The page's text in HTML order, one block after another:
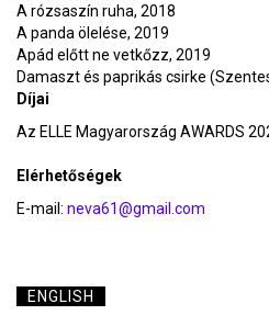
A rózsaszín ruha, 2018
A panda ölelése, 2019
Apád előtt ne vetkőzz, 2019
Damaszt és paprikás csirke
Díjai
Az ELLE Magyarország AWARDS
Elérhetőségek
E-mail: neva61@gmail.com
ENGLISH